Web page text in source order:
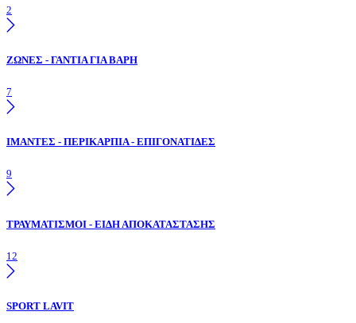
2
ΖΩΝΕΣ - ΓΑΝΤΙΑ ΓΙΑ ΒΑΡΗ
7
ΙΜΑΝΤΕΣ - ΠΕΡΙΚΑΡΠΙΑ - ΕΠΙΓΟΝΑΤΙΔΕΣ
9
ΤΡΑΥΜΑΤΙΣΜΟΙ - ΕΙΔΗ ΑΠΟΚΑΤΑΣΤΑΣΗΣ
12
SPORT LAVIT